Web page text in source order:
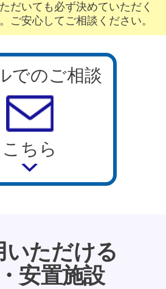
だいても必ず決めていただく
ご安心してご相談ください。
でのご相談
こちら
いただける
安置施設